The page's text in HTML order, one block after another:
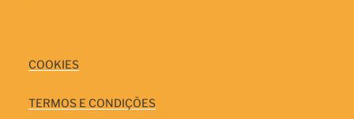
COOKIES
TERMOS E CONDIÇÕES